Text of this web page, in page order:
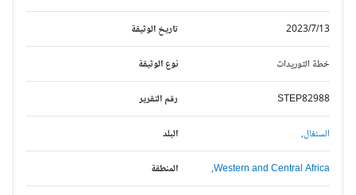
تاريخ الوثيقة 2023/7/13
نوع الوثيقة خطة التوريدات
رقم التقرير STEP82988
البلد السنغال,
المنطقة Western and Central Africa,